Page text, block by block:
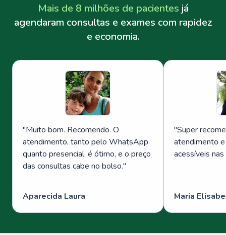
Mais de 8 milhões de pacientes já
agendaram consultas e exames com rapidez
e economia.
"Muito bom. Recomendo. O
atendimento, tanto pelo WhatsApp
quanto presencial, é ótimo, e o preço
das consultas cabe no bolso."
Aparecida Laura
"Super
atendimento
acessíveis
Maria